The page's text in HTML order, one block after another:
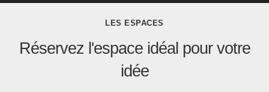
LES ESPACES
Réservez l'espace idéal pour votre
idée